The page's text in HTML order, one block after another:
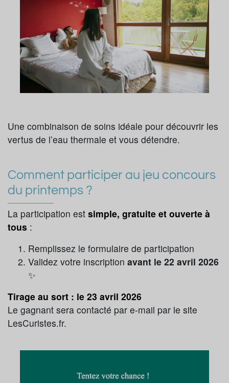
Une combinaison de soins idéale pour découvrir les
vertus de l’eau thermale et vous détendre.
Comment participer au jeu concours
du printemps ?
La participation est simple, gratuite et ouverte à
tous :
Remplissez le formulaire de participation
Validez votre inscription avant le 22 avril 2026
✨
Tirage au sort : le 23 avril 2026
Le gagnant sera contacté par e-mail par le site
LesCuristes.fr.